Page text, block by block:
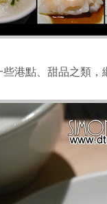
港點、甜品之類，